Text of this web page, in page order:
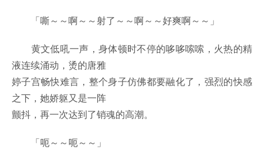
「嘶～～啊～～射了～～啊～～好爽啊～～」
黄文低吼一声，身体顿时不停的哆哆嗦嗦，火热的精
液连续涌动，烫的唐雅
婷子宫畅快难言，整个身子仿佛都要融化了，强烈的快感
之下，她娇躯又是一阵
颤抖，再一次达到了销魂的高潮。
「呃～～呃～～」